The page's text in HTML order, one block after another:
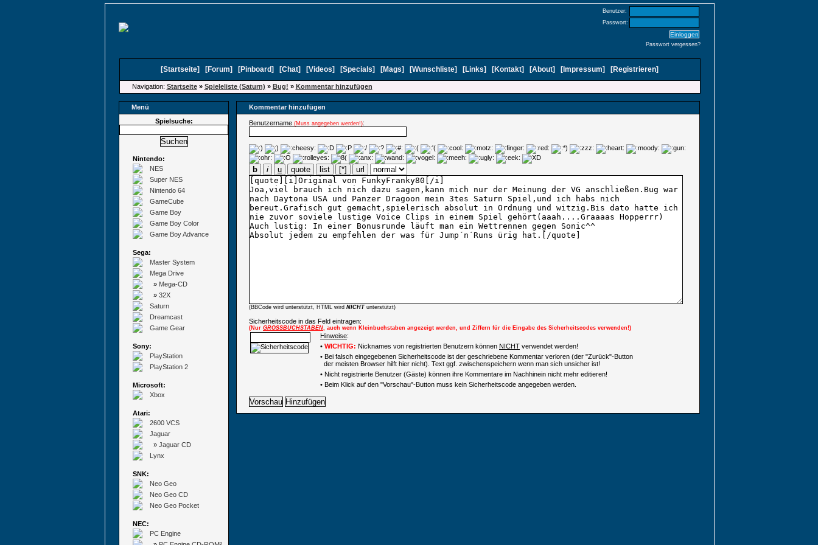
Benutzer:
Passwort:
Passwort vergessen?
[Startseite] [Forum] [Pinboard] [Chat] [Videos] [Specials] [Mags] [Wunschliste] [Links] [Kontakt] [About] [ Impressum] [Registrieren]
Navigation: Startseite» Spieleliste (Saturn) » Bug! » Kommentar hinzufügen
Menü
Kommentar hinzufügen
Spielsuche:
Nintendo:
NES
Super NES
Nintendo 64
GameCube
Game Boy
Game Boy Color
Game Boy Advance
Sega:
Master System
Mega Drive
» Mega-CD
» 32X
Saturn
Dreamcast
Game Gear
Sony:
PlayStation
PlayStation 2
Microsoft:
Xbox
Atari:
2600 VCS
Jaguar
» Jaguar CD
Lynx
SNK:
Neo Geo
Neo Geo CD
Neo Geo Pocket
NEC:
PC Engine
Benutzername (Muss angegeben werden!):
b i u quote list [*] url
(BBCode wird unterstützt, HTML wird NICHT unterstützt)
Sicherheitscode in das Feld eintragen:
(Nur GROSSBUCHSTABEN, auch wenn Kleinbuchstaben angezeigt werden, und Ziffern für die Eingabe des Sicherheitscodes verwenden!)
Hinweise:
• WICHTIG: Nicknames von registrierten Benutzern können NICHT verwendet werden!
• Bei falsch eingegebenen Sicherheitscode ist der geschriebene Kommentar verloren (der "Zurück"-Button
der meisten Browser hilft hier nicht). Text ggf. zwischenspeichern wenn man sich unsicher ist!
• Nicht registrierte Benutzer (Gäste) können ihre Kommentare im Nachhinein nicht mehr editieren!
• Beim Klick auf den "Vorschau"-Button muss kein Sicherheitscode angegeben werden.